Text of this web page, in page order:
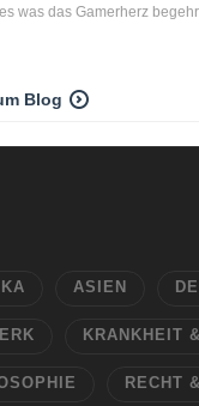
was das Gamerherz
Blog
ASIEN
KRANKHEIT
RECHT